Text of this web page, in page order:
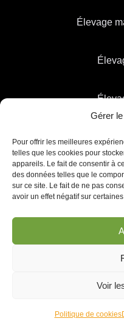
Gérer
Pour offrir les meilleures
telles que les cookies pour
appareils. Le fait de consentir à
des données telles que le
sur ce site. Le fait de ne pas
avoir un effet négatif sur
Voir
Politique de cookies
Élevage
Politique de
Conditions